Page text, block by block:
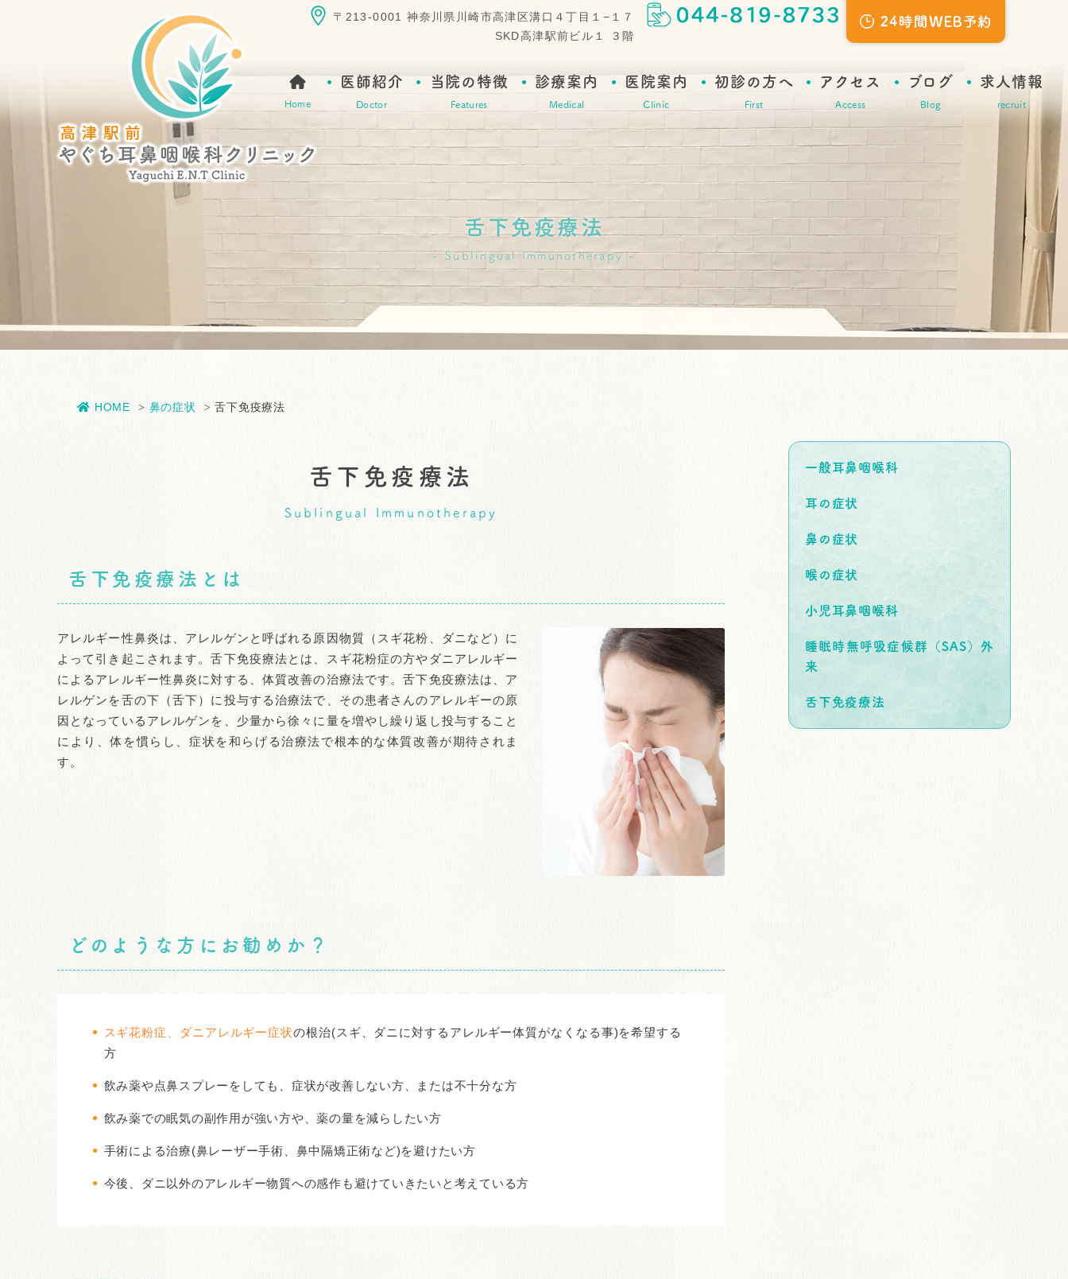
〒213-0001 神奈川県川崎市高津区溝口４丁目１−１７
SKD高津駅前ビル１ ３階
Home
医師紹介
Doctor
当院の特徴
Features
診療案内
Medical
医院案内
Clinic
初診の方へ
First
アクセス
Access
ブログ
Blog
求人情報
recruit
舌下免疫療法
Sublingual Immunotherapy
HOME 鼻の症状 舌下免疫療法
舌下免疫療法
Sublingual Immunotherapy
舌下免疫療法とは
アレルギー性鼻炎は、アレルゲンと呼ばれる原因物質（スギ花粉、ダニなど）に
よって引き起こされます。舌下免疫療法とは、スギ花粉症の方やダニアレルギー
によるアレルギー性鼻炎に対する、体質改善の治療法です。舌下免疫療法は、ア
レルゲンを舌の下（舌下）に投与する治療法で、その患者さんのアレルギーの原
因となっているアレルゲンを、少量から徐々に量を増やし繰り返し投与すること
により、体を慣らし、症状を和らげる治療法で根本的な体質改善が期待されま
す。
どのような方にお勧めか？
スギ花粉症、ダニアレルギー症状の根治(スギ、ダニに対するアレルギー体質がなくなる事)を希望する
方
飲み薬や点鼻スプレーをしても、症状が改善しない方、または不十分な方
飲み薬での眠気の副作用が強い方や、薬の量を減らしたい方
手術による治療(鼻レーザー手術、鼻中隔矯正術など)を避けたい方
今後、ダニ以外のアレルギー物質への感作も避けていきたいと考えている方
一般耳鼻咽喉科
耳の症状
鼻の症状
喉の症状
小児耳鼻咽喉科
睡眠時無呼吸症候群（SAS）外
来
舌下免疫療法